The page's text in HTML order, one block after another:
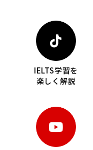
IELTS学習を
楽しく解説